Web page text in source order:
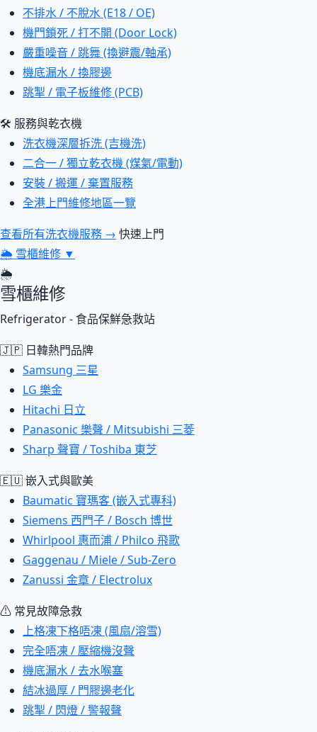
不排水 / 不脫水 (E18 / OE)
機門鎖死 / 打不開 (Door Lock)
嚴重噪音 / 跳舞 (換避震/軸承)
機底漏水 / 換膠邊
跳掣 / 電子板維修 (PCB)
🛠 服務與乾衣機
洗衣機深層拆洗 (吉機洗)
二合一 / 獨立乾衣機 (煤氣/電動)
安裝 / 搬運 / 棄置服務
全港上門維修地區一覽
查看所有洗衣機服務 → 快速上門
🌦 雪櫃維修 ▼
🌦
雪櫃維修
Refrigerator - 食品保鮮急救站
🇯🇵 日韓熱門品牌
Samsung 三星
LG 樂金
Hitachi 日立
Panasonic 樂聲 / Mitsubishi 三菱
Sharp 聲寶 / Toshiba 東芝
🇪🇺 嵌入式與歐美
Baumatic 寶瑪客 (嵌入式專科)
Siemens 西門子 / Bosch 博世
Whirlpool 惠而浦 / Philco 飛歌
Gaggenau / Miele / Sub-Zero
Zanussi 金章 / Electrolux
⚠ 常見故障急救
上格凍下格唔凍 (風扇/溶雪)
完全唔凍 / 壓縮機沒聲
機底漏水 / 去水喉塞
結冰過厚 / 門膠邊老化
跳掣 / 閃燈 / 警報聲